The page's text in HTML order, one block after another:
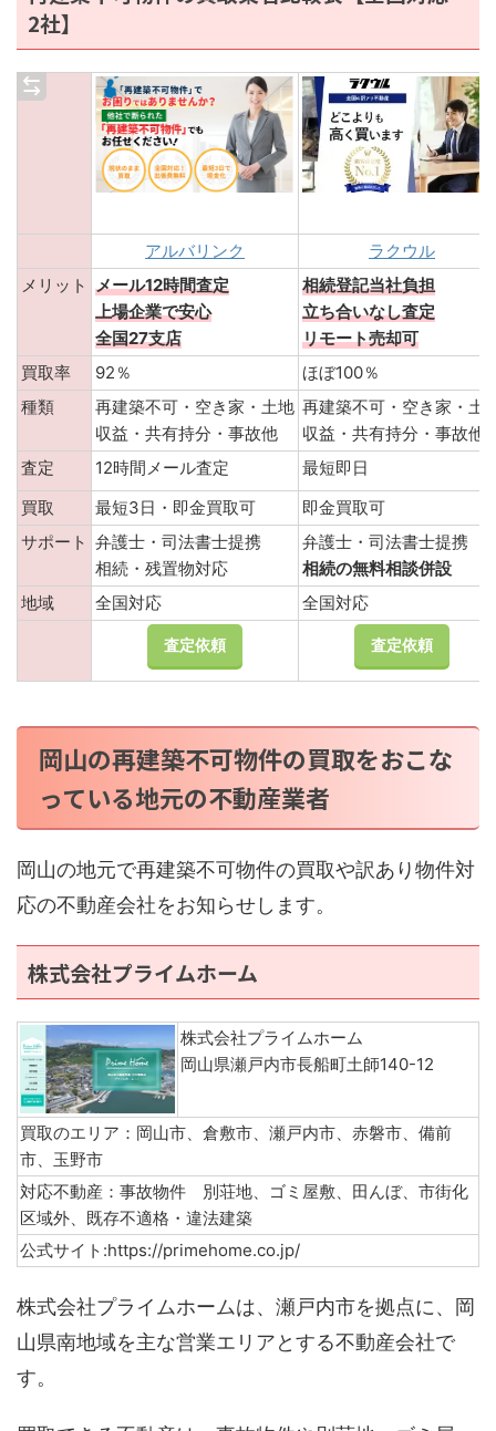
2社】
アルバリンク
ラクウル
メリット メール12時間査定
上場企業で安心
全国27支店
相続登記当社負担
立ち合いなし査定
リモート売却可
買取率
92％
ほぼ100％
種類
再建築不可・空き家・土地
収益・共有持分・事故他
再建築不可・空き家・土
収益・共有持分・事故他
査定
12時間メール査定
最短即日
買取
最短3日・即金買取可
即金買取可
サポート 弁護士・司法書士提携
相続・残置物対応
弁護士・司法書士提携
相続の無料相談併設
地域
全国対応 全国対応
査定依頼 査定依頼
岡山の再建築不可物件の買取をおこな
っている地元の不動産業者
岡山の地元で再建築不可物件の買取や訳あり物件対
応の不動産会社をお知らせします。
株式会社プライムホーム
株式会社プライムホーム
岡山県瀬戸内市長船町土師140-12
買取のエリア：岡山市、倉敷市、瀬戸内市、赤磐市、備前
市、玉野市
対応不動産：事故物件 別荘地、ゴミ屋敷、田んぼ、市街化
区域外、既存不適格・違法建築
公式サイト:https://primehome.co.jp/
株式会社プライムホームは、瀬戸内市を拠点に、岡
山県南地域を主な営業エリアとする不動産会社で
す。